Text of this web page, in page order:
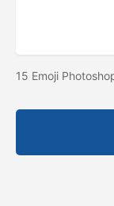
15 Emoji